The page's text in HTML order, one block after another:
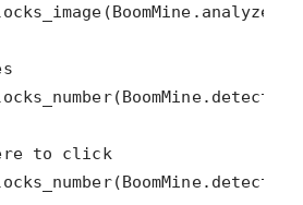
# Calculate where to click